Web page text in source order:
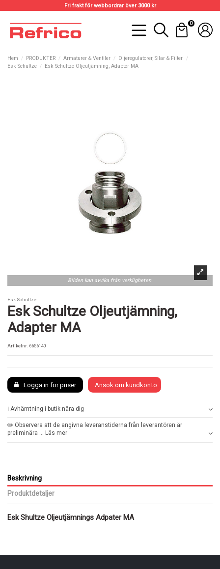
Fri frakt för webbordrar över 3000 kr
0
Hem PRODUKTER Armaturer & Ventiler
Oljeregulatorer, Silar & Filter
Esk Schultze
Esk Schultze Oljeutjämning, Adapter MA
Bilden kan avvika från verkligheten.
Esk Schultze
Esk Schultze Oljeutjämning,
Adapter MA
Artikelnr. 6656140
Logga in för priser Ansök om kundkonto
ℹ️ Avhämtning i butik nära dig
✏️ Observera att de angivna leveranstiderna från leverantören är
preliminära ... Läs mer
Beskrivning
Produktdetaljer
Esk Shultze Oljeutjämnings Adpater MA